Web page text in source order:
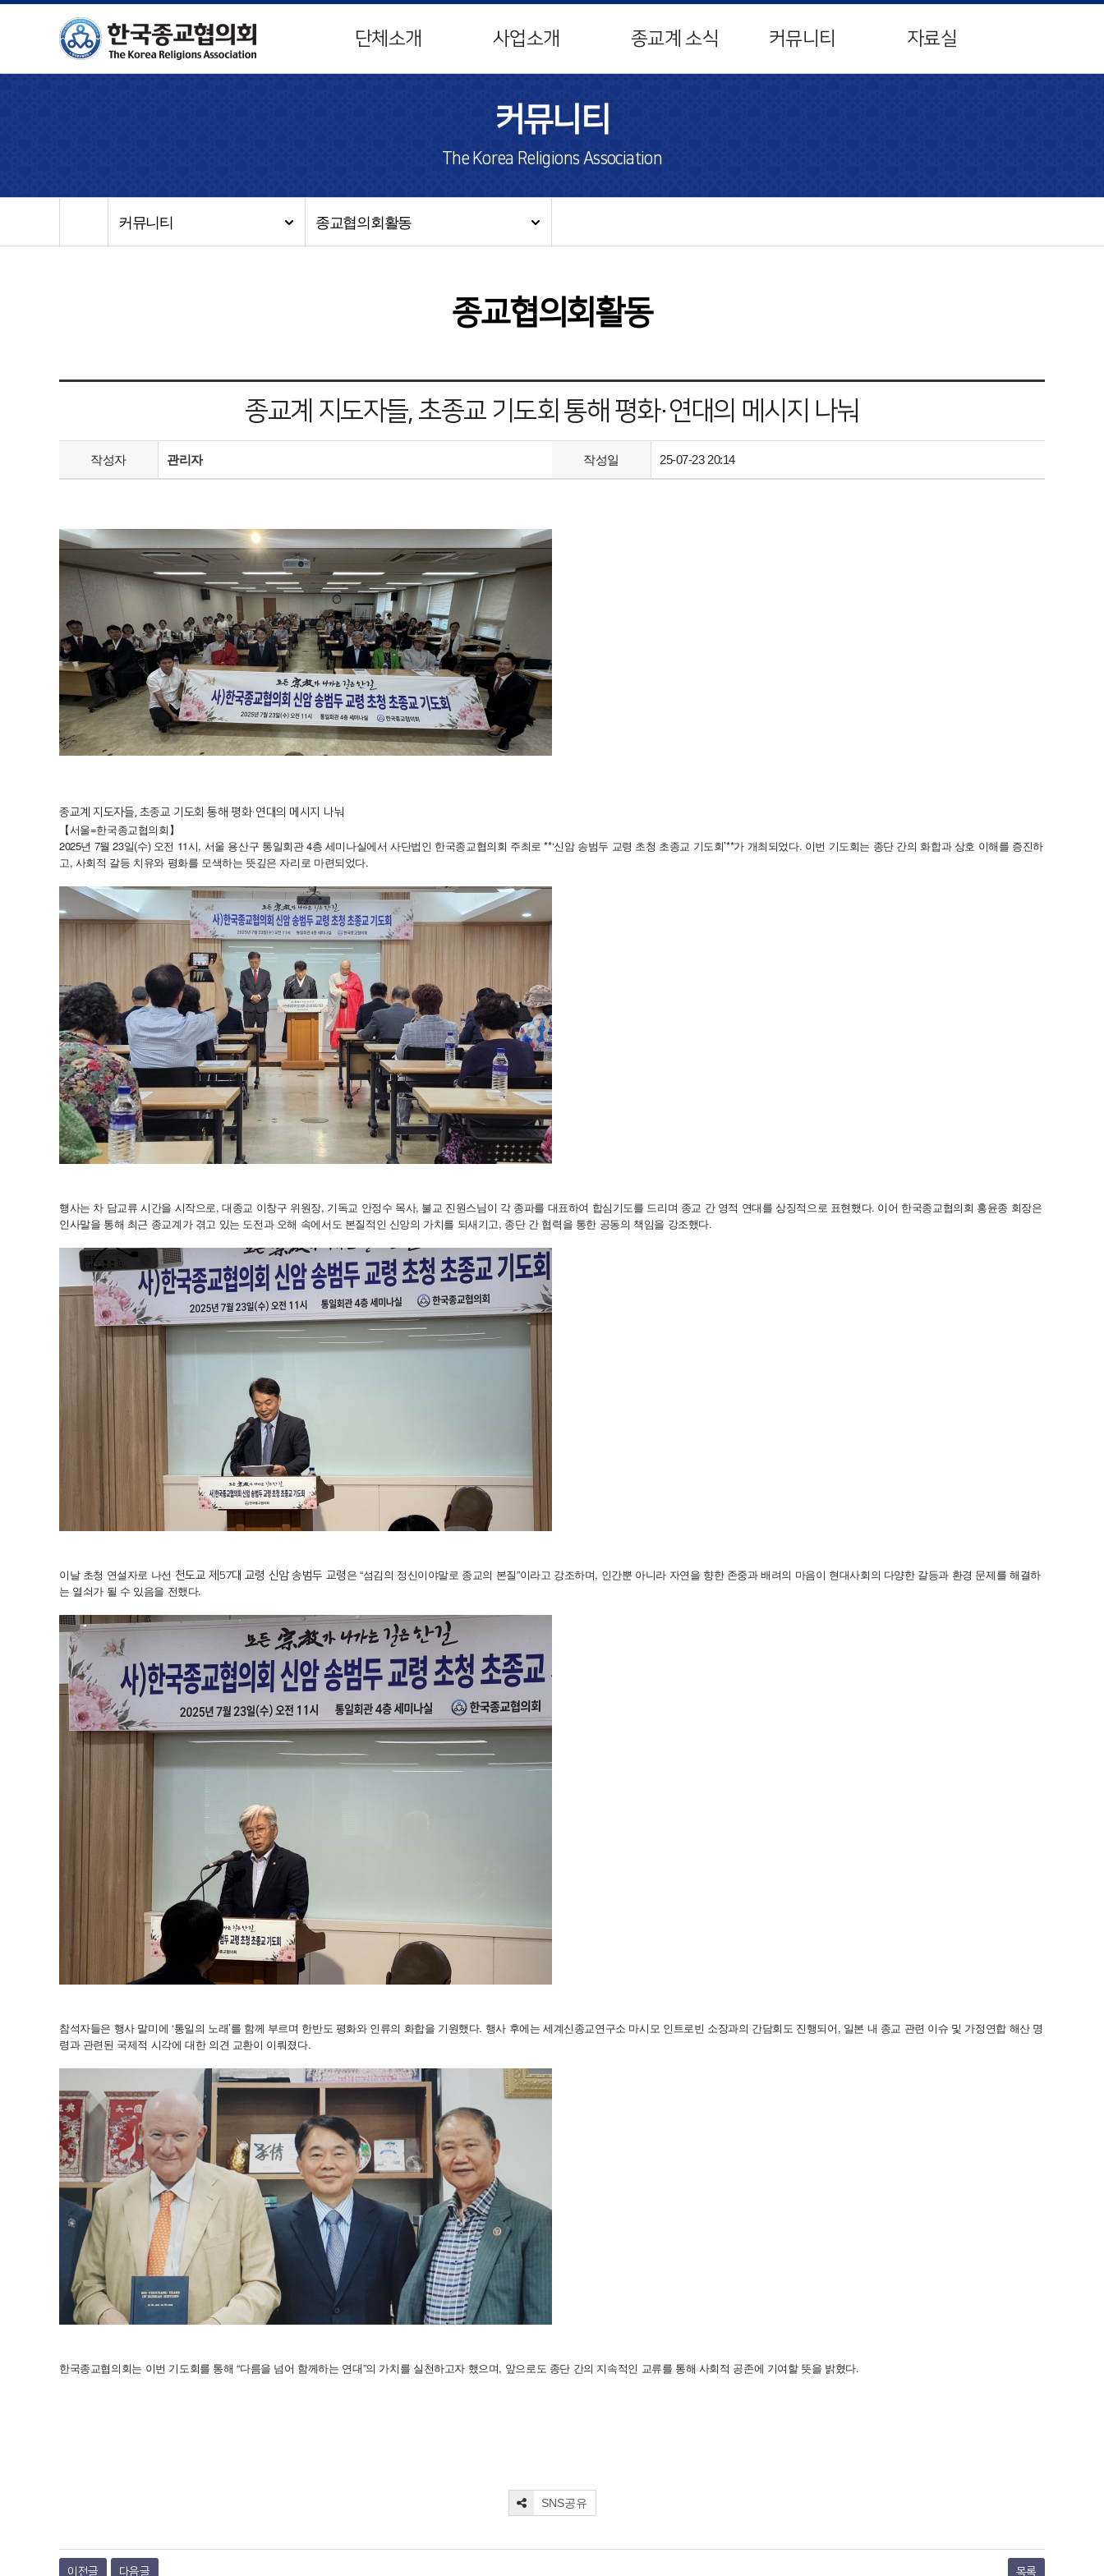
단체소개 사업소개 종교계 소식 커뮤니티 자료실
커뮤니티
The Korea Religions Association
커뮤니티 종교협의회활동
종교협의회활동
종교계 지도자들, 초종교 기도회 통해 평화·연대의 메시지 나눠
작성자 관리자 작성일 25-07-23 20:14
종교계 지도자들, 초종교 기도회 통해 평화·연대의 메시지 나눠
【서울=한국종교협의회】
2025년 7월 23일(수) 오전 11시, 서울 용산구 통일회관 4층 세미나실에서 사단법인 한국종교협의회 주최로 **‘신암 송범두 교령 초청 초종교 기도회’**가 개최되었다. 이번 기도회는 종단 간의 화합과 상호 이해를 증진하
고, 사회적 갈등 치유와 평화를 모색하는 뜻깊은 자리로 마련되었다.
행사는 차 담교류 시간을 시작으로, 대종교 이창구 위원장, 기독교 안정수 목사, 불교 진원스님이 각 종파를 대표하여 합심기도를 드리며 종교 간 영적 연대를 상징적으로 표현했다. 이어 한국종교협의회 홍윤종 회장은
인사말을 통해 최근 종교계가 겪고 있는 도전과 오해 속에서도 본질적인 신앙의 가치를 되새기고, 종단 간 협력을 통한 공동의 책임을 강조했다.
이날 초청 연설자로 나선 천도교 제57대 교령 신암 송범두 교령은 “섬김의 정신이야말로 종교의 본질”이라고 강조하며, 인간뿐 아니라 자연을 향한 존중과 배려의 마음이 현대사회의 다양한 갈등과 환경 문제를 해결하
는 열쇠가 될 수 있음을 전했다.
참석자들은 행사 말미에 ‘통일의 노래’를 함께 부르며 한반도 평화와 인류의 화합을 기원했다. 행사 후에는 세계신종교연구소 마시모 인트로빈 소장과의 간담회도 진행되어, 일본 내 종교 관련 이슈 및 가정연합 해산 명
령과 관련된 국제적 시각에 대한 의견 교환이 이뤄졌다.
한국종교협의회는 이번 기도회를 통해 “다름을 넘어 함께하는 연대”의 가치를 실천하고자 했으며, 앞으로도 종단 간의 지속적인 교류를 통해 사회적 공존에 기여할 뜻을 밝혔다.
SNS공유
이전글 다음글 목록